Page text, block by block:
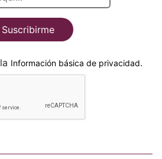
Suscribirme
He leido y acepto la Información básica de privacidad.